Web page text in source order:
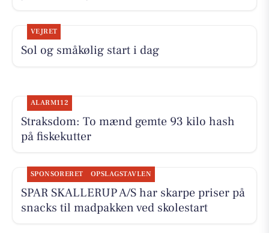
VEJRET
Sol og småkølig start i dag
ALARM112
Straksdom: To mænd gemte 93 kilo hash
på fiskekutter
SPONSORERET OPSLAGSTAVLEN
SPAR SKALLERUP A/S har skarpe priser på
snacks til madpakken ved skolestart